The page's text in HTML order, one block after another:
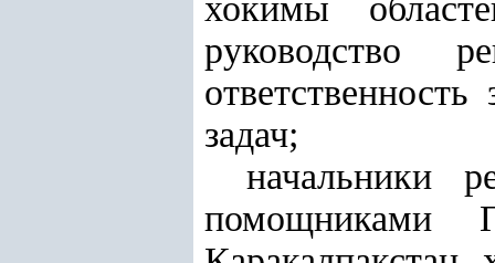
хокимы
руководство
задач;
начальники
помощниками